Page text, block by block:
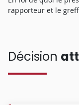
rapporteur et le
Décision